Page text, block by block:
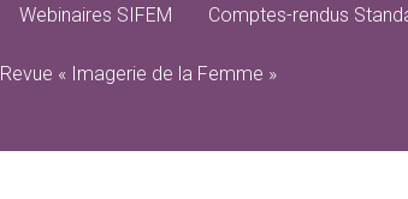
Webinaires SIFEM Comptes-rendus
Revue « Imagerie de la Femme »